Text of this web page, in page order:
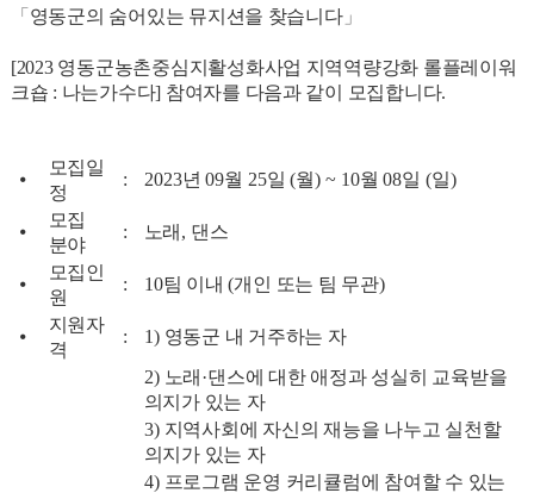
「영동군의 숨어있는 뮤지션을 찾습니다」
[2023 영동군농촌중심지활성화사업 지역역량강화 롤플레이워
크숍 : 나는가수다] 참여자를 다음과 같이 모집합니다.
⦁
모집일
정
: 2023년09월 25일(월) ~ 10월08일 (일)
⦁
모집
분야
: 노래 , 댄스
⦁
모집인
원
: 10팀 이내(개인 또는 팀 무관)
⦁
지원자
격
: 1) 영동군 내 거주하는 자
2) 노래 ·댄스에 대한 애정과 성실히 교육받을
의지가 있는 자
3) 지역사회에 자신의 재능을 나누고 실천할
의지가 있는 자
4) 프로그램 운영 커리큘럼에 참여할 수 있는